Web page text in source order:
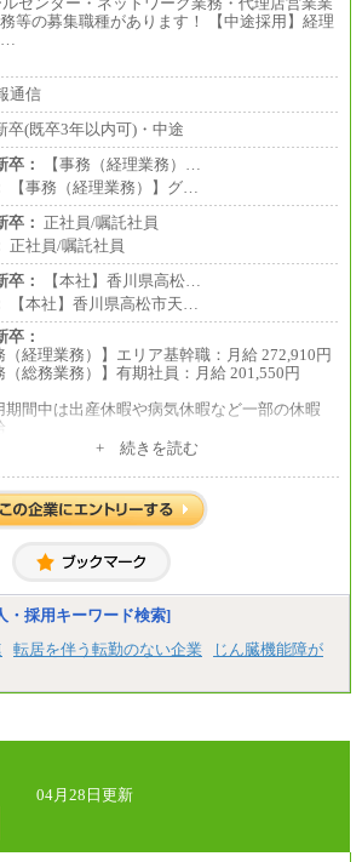
等の募集職種があります！ 【中途採用】経理
…
通信
卒(既卒3年以内可)・中途
卒：
【事務（経理業務）…
【事務（経理業務）】グ…
卒： 正社員/嘱託社員
正社員/嘱託社員
卒：
【本社】香川県高松…
【本社】香川県高松市天…
卒：
（経理業務）】エリア基幹職：月給 272,910円
（総務業務）】有期社員：月給 201,550円
間中は出産休暇や病気休暇など一部の休暇
（総務業務）】有期社員 ：月給 201,550円
+ 続きを読む
・採用キーワード検索]
転居を伴う転勤のない企業
じん臓機能障が
04月28日更新